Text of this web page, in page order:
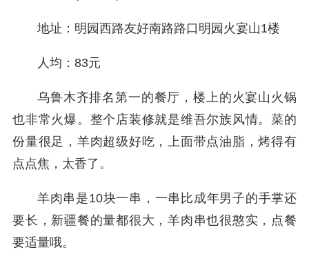
地址：明园西路友好南路路口明园火宴山1楼
人均：83元
乌鲁木齐排名第一的餐厅，楼上的火宴山火锅
也非常火爆。整个店装修就是维吾尔族风情。菜的
份量很足，羊肉超级好吃，上面带点油脂，烤得有
点点焦，太香了。
羊肉串是10块一串，一串比成年男子的手掌还
要长，新疆餐的量都很大，羊肉串也很憨实，点餐
要适量哦。